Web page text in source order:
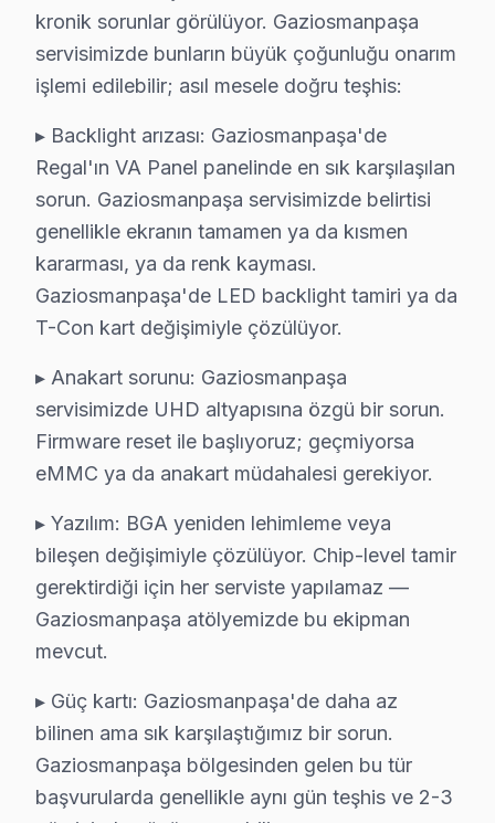
Telefon: 0850 811 14 36
• Gaziosmanpaşa'de WhatsApp üzerinden de destek
• Gaziosmanpaşa genelinde aynı gün Regal
Gaziosmanpaşa Yerinde Servis Detayları:
GOP Meydanı, Bağlarbaşı, Karadeniz Mahallesi
Bizi arayın, bakalım. 0850 811 14 36
Gaziosmanpaşa Regal Televizyon Servisi
Gaziosmanpaşa'de Regal marka televizyonunuz
Gaziosmanpaşa'de Profesyonel Garanti:
Regal Marka Eğitimi: bu TV yetkili teknik servis
Gaziosmanpaşa Referansları: Gaziosmanpaşa
Uzman Regal Teknisyen Ekibimiz
Gaziosmanpaşa Regal Hizmet'in başarısı,
• Gaziosmanpaşa'de Regal Yetkili Hizmet
Gaziosmanpaşa teknisyenlerimiz Regal tarafından
• Gaziosmanpaşa'de BGA ve SMD Lehimleme
Gaziosmanpaşa servisimizde mikro-elektronik
• Yazılım ve Firmware Yükseltmesi
Wi-Fi bağlantı sorunlarından fabrika ayarları
kronik sorunlar görülüyor. Gaziosmanpaşa
servisimizde bunların büyük çoğunluğu onarım
işlemi edilebilir; asıl mesele doğru teşhis:
▸ Backlight arızası: Gaziosmanpaşa'de
Regal'ın VA Panel panelinde en sık karşılaşılan
sorun. Gaziosmanpaşa servisimizde belirtisi
genellikle ekranın tamamen ya da kısmen
kararması, ya da renk kayması.
Gaziosmanpaşa'de LED backlight tamiri ya da
T-Con kart değişimiyle çözülüyor.
▸ Anakart sorunu: Gaziosmanpaşa
servisimizde UHD altyapısına özgü bir sorun.
Firmware reset ile başlıyoruz; geçmiyorsa
eMMC ya da anakart müdahalesi gerekiyor.
▸ Yazılım: BGA yeniden lehimleme veya
bileşen değişimiyle çözülüyor. Chip-level tamir
gerektirdiği için her serviste yapılamaz —
Gaziosmanpaşa atölyemizde bu ekipman
mevcut.
▸ Güç kartı: Gaziosmanpaşa'de daha az
bilinen ama sık karşılaştığımız bir sorun.
Gaziosmanpaşa bölgesinden gelen bu tür
başvurularda genellikle aynı gün teşhis ve 2-3